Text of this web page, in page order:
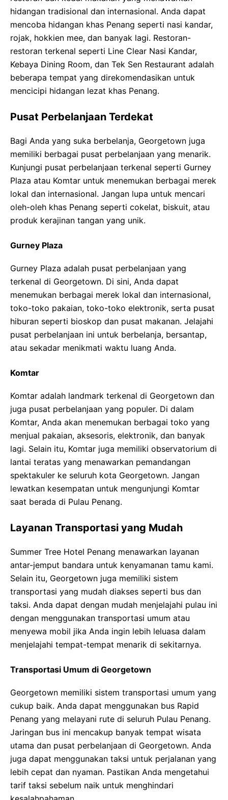
hidangan tradisional dan internasional. Anda dapat
mencoba hidangan khas Penang seperti nasi kandar,
rojak, hokkien mee, dan banyak lagi. Restoran-
restoran terkenal seperti Line Clear Nasi Kandar,
Kebaya Dining Room, dan Tek Sen Restaurant adalah
beberapa tempat yang direkomendasikan untuk
mencicipi hidangan lezat khas Penang.
Pusat Perbelanjaan Terdekat
Bagi Anda yang suka berbelanja, Georgetown juga
memiliki berbagai pusat perbelanjaan yang menarik.
Kunjungi pusat perbelanjaan terkenal seperti Gurney
Plaza atau Komtar untuk menemukan berbagai merek
lokal dan internasional. Jangan lupa untuk mencari
oleh-oleh khas Penang seperti cokelat, biskuit, atau
produk kerajinan tangan yang unik.
Gurney Plaza
Gurney Plaza adalah pusat perbelanjaan yang
terkenal di Georgetown. Di sini, Anda dapat
menemukan berbagai merek lokal dan internasional,
toko-toko pakaian, toko-toko elektronik, serta pusat
hiburan seperti bioskop dan pusat makanan. Jelajahi
pusat perbelanjaan ini untuk berbelanja, bersantap,
atau sekadar menikmati waktu luang Anda.
Komtar
Komtar adalah landmark terkenal di Georgetown dan
juga pusat perbelanjaan yang populer. Di dalam
Komtar, Anda akan menemukan berbagai toko yang
menjual pakaian, aksesoris, elektronik, dan banyak
lagi. Selain itu, Komtar juga memiliki observatorium di
lantai teratas yang menawarkan pemandangan
spektakuler ke seluruh kota Georgetown. Jangan
lewatkan kesempatan untuk mengunjungi Komtar
saat berada di Pulau Penang.
Layanan Transportasi yang Mudah
Summer Tree Hotel Penang menawarkan layanan
antar-jemput bandara untuk kenyamanan tamu kami.
Selain itu, Georgetown juga memiliki sistem
transportasi yang mudah diakses seperti bus dan
taksi. Anda dapat dengan mudah menjelajahi pulau ini
dengan menggunakan transportasi umum atau
menyewa mobil jika Anda ingin lebih leluasa dalam
menjelajahi tempat-tempat menarik di sekitarnya.
Transportasi Umum di Georgetown
Georgetown memiliki sistem transportasi umum yang
cukup baik. Anda dapat menggunakan bus Rapid
Penang yang melayani rute di seluruh Pulau Penang.
Jaringan bus ini mencakup banyak tempat wisata
utama dan pusat perbelanjaan di Georgetown. Anda
juga dapat menggunakan taksi untuk perjalanan yang
lebih cepat dan nyaman. Pastikan Anda mengetahui
tarif taksi sebelum naik untuk menghindari